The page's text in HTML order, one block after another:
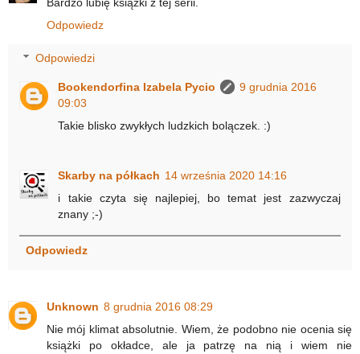
Odpowiedz
Odpowiedzi
Bookendorfina Izabela Pycio
9 grudnia 2016
09:03
Takie blisko zwykłych ludzkich bolączek. :)
Skarby na półkach 14 września 2020 14:16
i takie czyta się najlepiej, bo temat jest zazwyczaj
znany ;-)
Odpowiedz
Unknown 8 grudnia 2016 08:29
Nie mój klimat absolutnie. Wiem, że podobno nie ocenia się
książki po okładce, ale ja patrzę na nią i wiem nie